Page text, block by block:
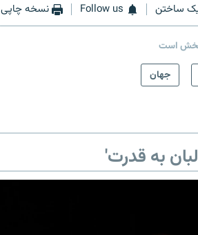
ساختن Follow us نسخه چاپی
بخش است
جهان
به قدرت'